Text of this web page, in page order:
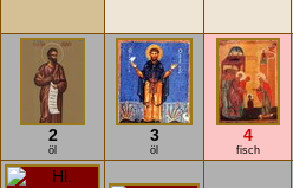
2
öl
3
öl
4
fisch